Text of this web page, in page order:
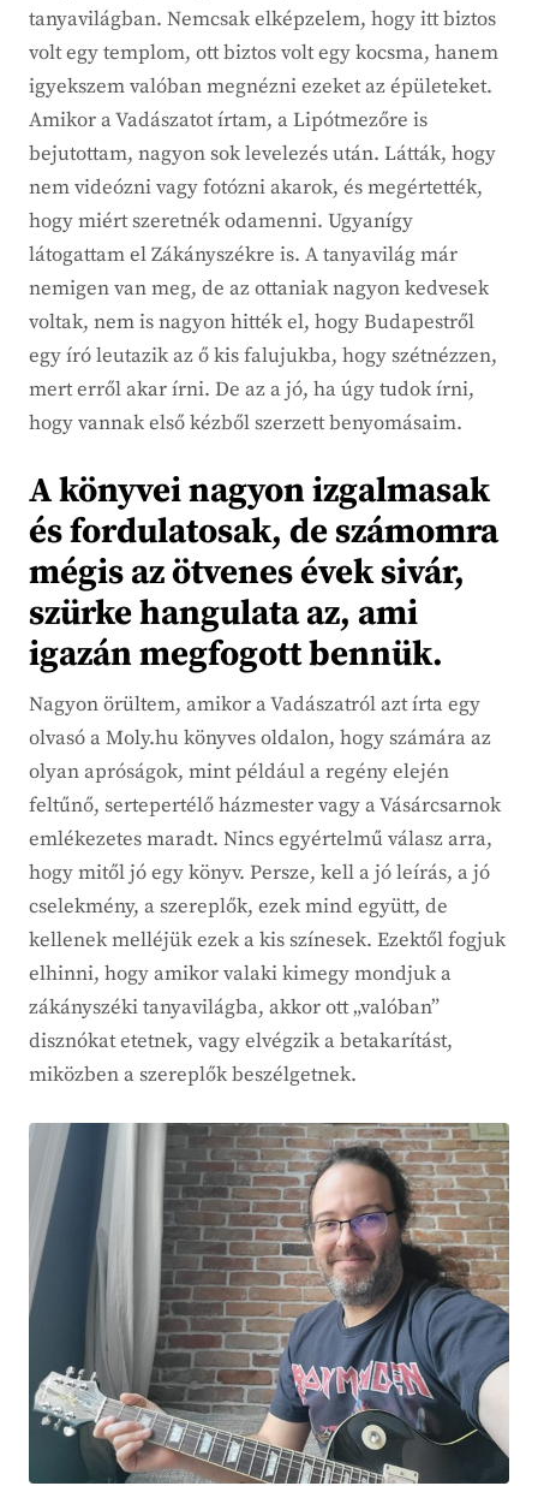
tanyavilágban. Nemcsak elképzelem, hogy itt biztos
volt egy templom, ott biztos volt egy kocsma, hanem
igyekszem valóban megnézni ezeket az épületeket.
Amikor a Vadászatot írtam, a Lipótmezőre is
bejutottam, nagyon sok levelezés után. Látták, hogy
nem videózni vagy fotózni akarok, és megértették,
hogy miért szeretnék odamenni. Ugyanígy
látogattam el Zákányszékre is. A tanyavilág már
nemigen van meg, de az ottaniak nagyon kedvesek
voltak, nem is nagyon hitték el, hogy Budapestről
egy író leutazik az ő kis falujukba, hogy szétnézzen,
mert erről akar írni. De az a jó, ha úgy tudok írni,
hogy vannak első kézből szerzett benyomásaim.
A könyvei nagyon izgalmasak
és fordulatosak, de számomra
mégis az ötvenes évek sivár,
szürke hangulata az, ami
igazán megfogott bennük.
Nagyon örültem, amikor a Vadászatról azt írta egy
olvasó a Moly.hu könyves oldalon, hogy számára az
olyan apróságok, mint például a regény elején
feltűnő, sertepertélő házmester vagy a Vásárcsarnok
emlékezetes maradt. Nincs egyértelmű válasz arra,
hogy mitől jó egy könyv. Persze, kell a jó leírás, a jó
cselekmény, a szereplők, ezek mind együtt, de
kellenek melléjük ezek a kis színesek. Ezektől fogjuk
elhinni, hogy amikor valaki kimegy mondjuk a
zákányszéki tanyavilágba, akkor ott „valóban”
disznókat etetnek, vagy elvégzik a betakarítást,
miközben a szereplők beszélgetnek.